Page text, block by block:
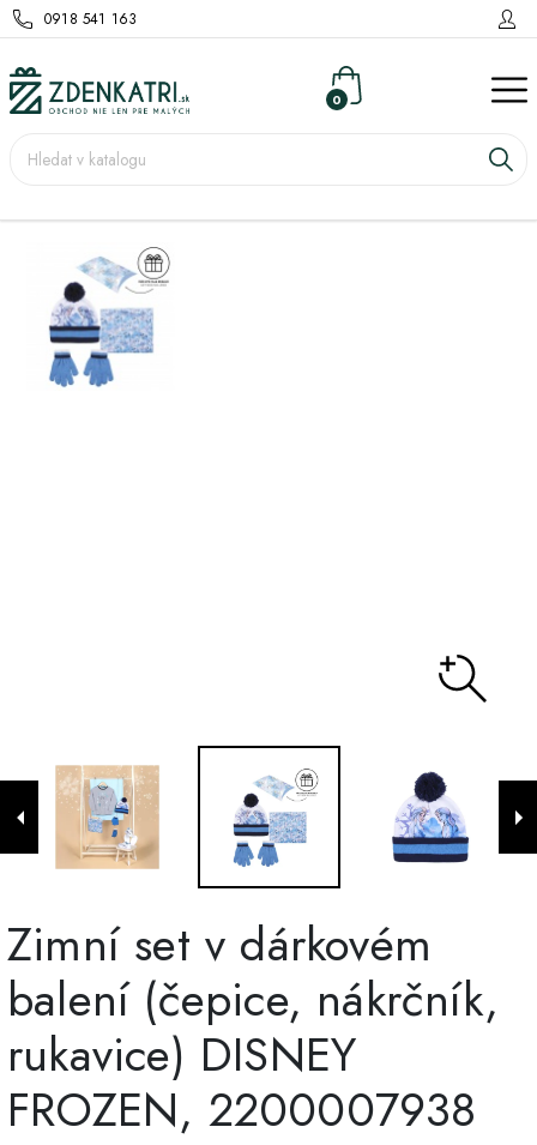
0918 541 163
0
Zimní set v dárkovém
balení (čepice, nákrčník,
rukavice) DISNEY
FROZEN, 2200007938